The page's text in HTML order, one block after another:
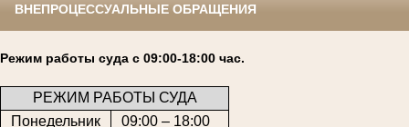
ВНЕПРОЦЕССУАЛЬНЫЕ ОБРАЩЕНИЯ
Режим работы суда с 09:00-18:00 час.
РЕЖИМ РАБОТЫ СУДА
Понедельник
09:00 – 18:00